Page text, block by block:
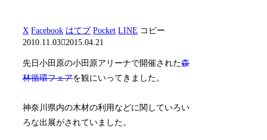
X Facebook はてブ Pocket LINE コピー
2010.11.03 2015.04.21
先日小田原の小田原アリーナで開催された森
林循環フェアを観にいってきました。
神奈川県内の木材の利用などに関していろい
ろな出展がされていました。